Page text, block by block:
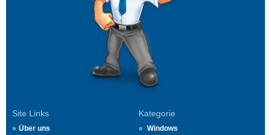
Site Links
Über uns
Kategorie
Windows